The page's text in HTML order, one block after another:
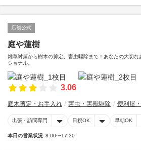
店舗公式
庭や蓮樹
雑草対策から樹木の剪定、害虫駆除まで！あなたの大切
ショナル。
3.06
庭木剪定・お手入れ 害虫・害獣駆除 便利屋
出張・訪問専門 日祝OK 早朝OK
本日の営業状況 8:00〜17:30